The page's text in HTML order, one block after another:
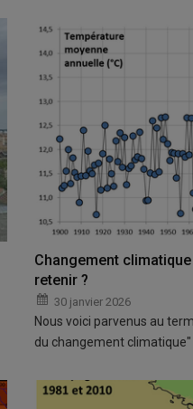
Changement
retenir ?
30 janvier 2026
Nous voici parvenus au
du changement